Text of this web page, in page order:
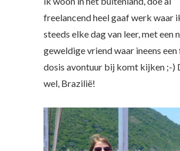
freelancend heel gaaf werk waar
steeds elke dag van leer, met een
geweldige vriend waar ineens
dosis avontuur bij komt kijken ;-)
wel, Brazilië!